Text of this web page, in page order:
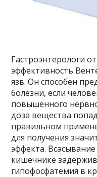
Гастроэнтерологи
эффективность
язв. Он способен
болезни, если
повышенного
доза вещества
правильном
для получения
эффекта.
кишечнике
гипофосфатемия в